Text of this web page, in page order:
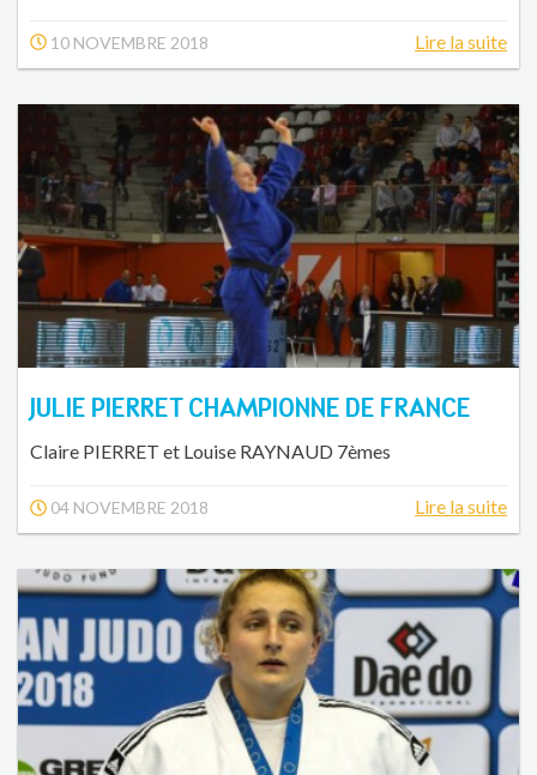
10 NOVEMBRE 2018 Lire la suite
JULIE PIERRET CHAMPIONNE DE FRANCE
Claire PIERRET et Louise RAYNAUD 7èmes
04 NOVEMBRE 2018 Lire la suite